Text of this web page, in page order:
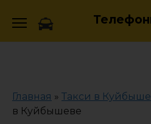
Главная » Такси в
в Куйбышеве